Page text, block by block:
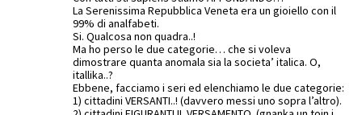
La Serenissima Repubblica Veneta era un gioiello con il
99% di analfabeti.
Si. Qualcosa non quadra..!
Ma ho perso le due categorie… che si voleva
dimostrare quanta anomala sia la societa’ italica. O,
itallika..?
Ebbene, facciamo i seri ed elenchiamo le due categorie:
1) cittadini VERSANTI..! (davvero messi uno sopra l’altro).